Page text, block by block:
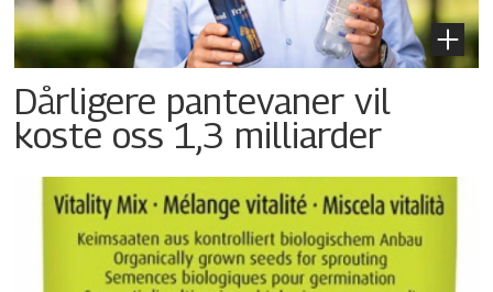
Dårligere pantevaner vil
koste oss 1,3 milliarder